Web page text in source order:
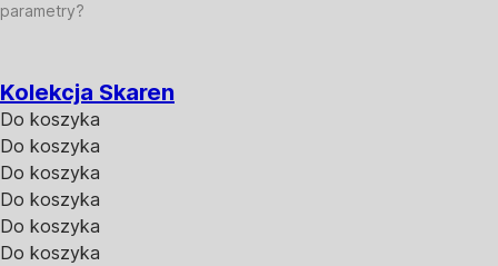
parametry?
Kolekcja Skaren
Do koszyka
Do koszyka
Do koszyka
Do koszyka
Do koszyka
Do koszyka